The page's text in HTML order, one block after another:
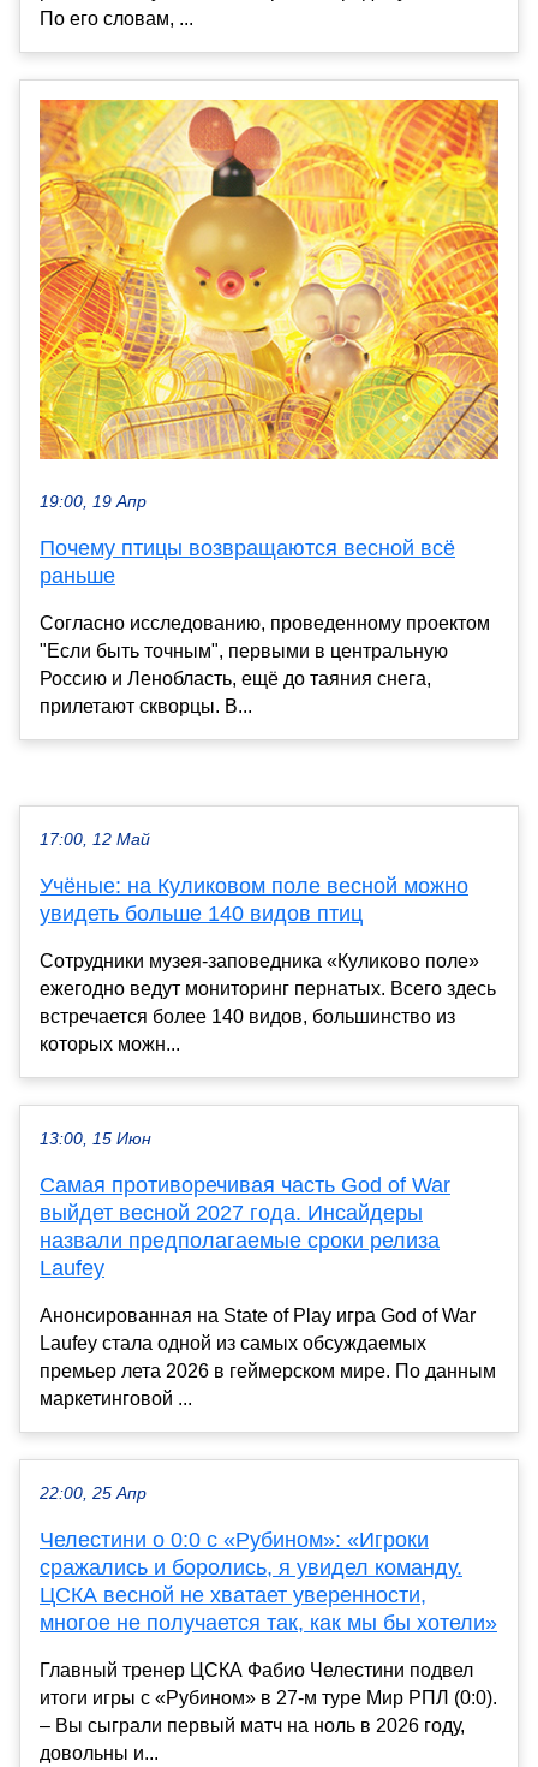
По его словам, ...
19:00, 19 Апр
Почему птицы возвращаются весной всё
раньше
Согласно исследованию, проведенному проектом
"Если быть точным", первыми в центральную
Россию и Ленобласть, ещё до таяния снега,
прилетают скворцы. В...
17:00, 12 Май
Учёные: на Куликовом поле весной можно
увидеть больше 140 видов птиц
Сотрудники музея-заповедника «Куликово поле»
ежегодно ведут мониторинг пернатых. Всего здесь
встречается более 140 видов, большинство из
которых можн...
13:00, 15 Июн
Самая противоречивая часть God of War
выйдет весной 2027 года. Инсайдеры
назвали предполагаемые сроки релиза
Laufey
Анонсированная на State of Play игра God of War
Laufey стала одной из самых обсуждаемых
премьер лета 2026 в геймерском мире. По данным
маркетинговой ...
22:00, 25 Апр
Челестини о 0:0 с «Рубином»: «Игроки
сражались и боролись, я увидел команду.
ЦСКА весной не хватает уверенности,
многое не получается так, как мы бы хотели»
Главный тренер ЦСКА Фабио Челестини подвел
итоги игры с «Рубином» в 27-м туре Мир РПЛ (0:0).
– Вы сыграли первый матч на ноль в 2026 году,
довольны и...